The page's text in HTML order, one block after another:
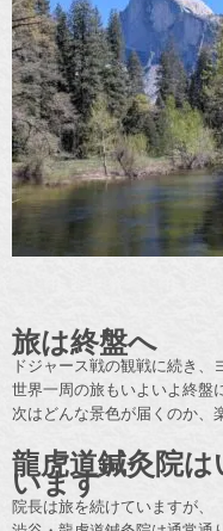
旅は終盤へ
ドジャース戦の観戦に続き、
世界一周の旅もいよいよ終盤
次はどんな景色が届くのか、
龍虎道鍼灸院
います
院長は旅を続けていますが、